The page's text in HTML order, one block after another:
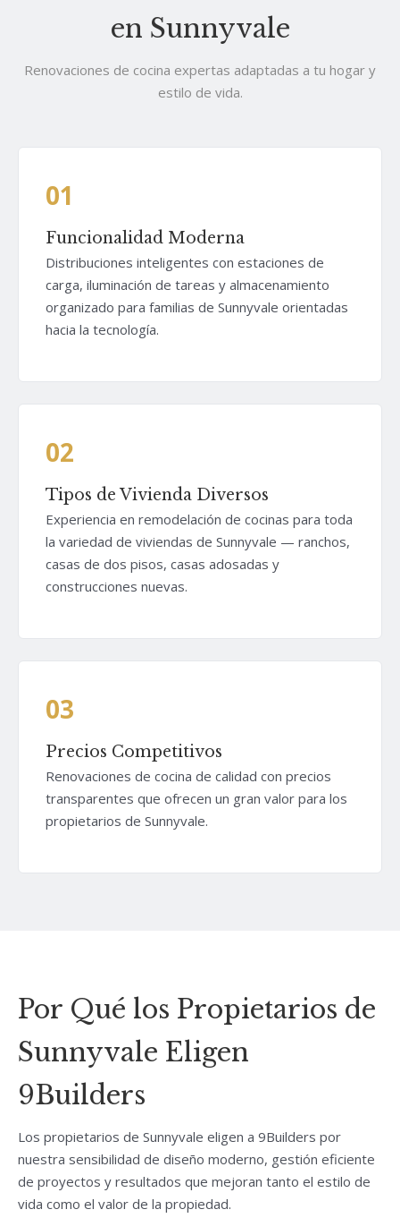
en Sunnyvale
Renovaciones de cocina expertas adaptadas a tu hogar y
estilo de vida.
01
Funcionalidad Moderna
Distribuciones inteligentes con estaciones de
carga, iluminación de tareas y almacenamiento
organizado para familias de Sunnyvale orientadas
hacia la tecnología.
02
Tipos de Vivienda Diversos
Experiencia en remodelación de cocinas para toda
la variedad de viviendas de Sunnyvale — ranchos,
casas de dos pisos, casas adosadas y
construcciones nuevas.
03
Precios Competitivos
Renovaciones de cocina de calidad con precios
transparentes que ofrecen un gran valor para los
propietarios de Sunnyvale.
Por Qué los Propietarios de
Sunnyvale Eligen
9Builders
Los propietarios de Sunnyvale eligen a 9Builders por
nuestra sensibilidad de diseño moderno, gestión eficiente
de proyectos y resultados que mejoran tanto el estilo de
vida como el valor de la propiedad.